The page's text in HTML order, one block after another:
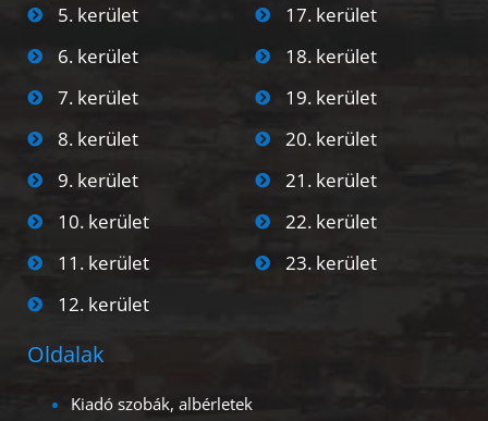
5. kerület
6. kerület
7. kerület
8. kerület
9. kerület
10. kerület
11. kerület
12. kerület
17. kerület
18. kerület
19. kerület
20. kerület
21. kerület
22. kerület
23. kerület
Oldalak
Kiadó szobák, albérletek